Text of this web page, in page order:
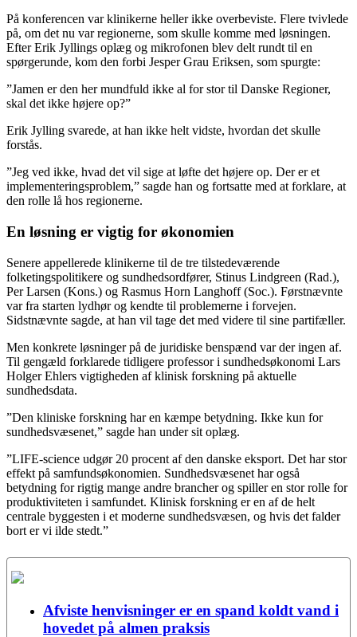
På konferencen var klinikerne heller ikke overbeviste. Flere tvivlede
på, om det nu var regionerne, som skulle komme med løsningen.
Efter Erik Jyllings oplæg og mikrofonen blev delt rundt til en
spørgerunde, kom den forbi Jesper Grau Eriksen, som spurgte:
”Jamen er den her mundfuld ikke al for stor til Danske Regioner,
skal det ikke højere op?”
Erik Jylling svarede, at han ikke helt vidste, hvordan det skulle
forstås.
”Jeg ved ikke, hvad det vil sige at løfte det højere op. Der er et
implementeringsproblem,” sagde han og fortsatte med at forklare, at
den rolle lå hos regionerne.
En løsning er vigtig for økonomien
Senere appellerede klinikerne til de tre tilstedeværende
folketingspolitikere og sundhedsordfører, Stinus Lindgreen (Rad.),
Per Larsen (Kons.) og Rasmus Horn Langhoff (Soc.). Førstnævnte
var fra starten lydhør og kendte til problemerne i forvejen.
Sidstnævnte sagde, at han vil tage det med videre til sine partifæller.
Men konkrete løsninger på de juridiske benspænd var der ingen af.
Til gengæld forklarede tidligere professor i sundhedsøkonomi Lars
Holger Ehlers vigtigheden af klinisk forskning på aktuelle
sundhedsdata.
”Den kliniske forskning har en kæmpe betydning. Ikke kun for
sundhedsvæsenet,” sagde han under sit oplæg.
”LIFE-science udgør 20 procent af den danske eksport. Det har stor
effekt på samfundsøkonomien. Sundhedsvæsenet har også
betydning for rigtig mange andre brancher og spiller en stor rolle for
produktiviteten i samfundet. Klinisk forskning er en af de helt
centrale byggesten i et moderne sundhedsvæsen, og hvis det falder
bort er vi ilde stedt.”
Afviste henvisninger er en spand koldt vand i
hovedet på almen praksis